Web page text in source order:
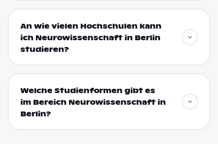
An wie vielen Hochschulen kann
ich Neurowissenschaft in Berlin
studieren?
Welche Studienformen gibt es
im Bereich Neurowissenschaft in
Berlin?